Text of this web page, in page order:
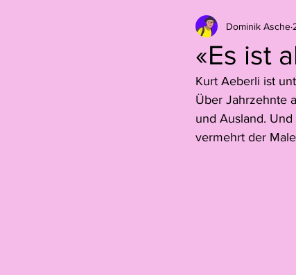
Fotografie
Hannah Oehry Ariane
Leonne Voegelin Jelïn
«Es ist
Dominik Asche
Kurt Aeberli ist
Über Jahrzehnte
und Ausland.
vermehrt der